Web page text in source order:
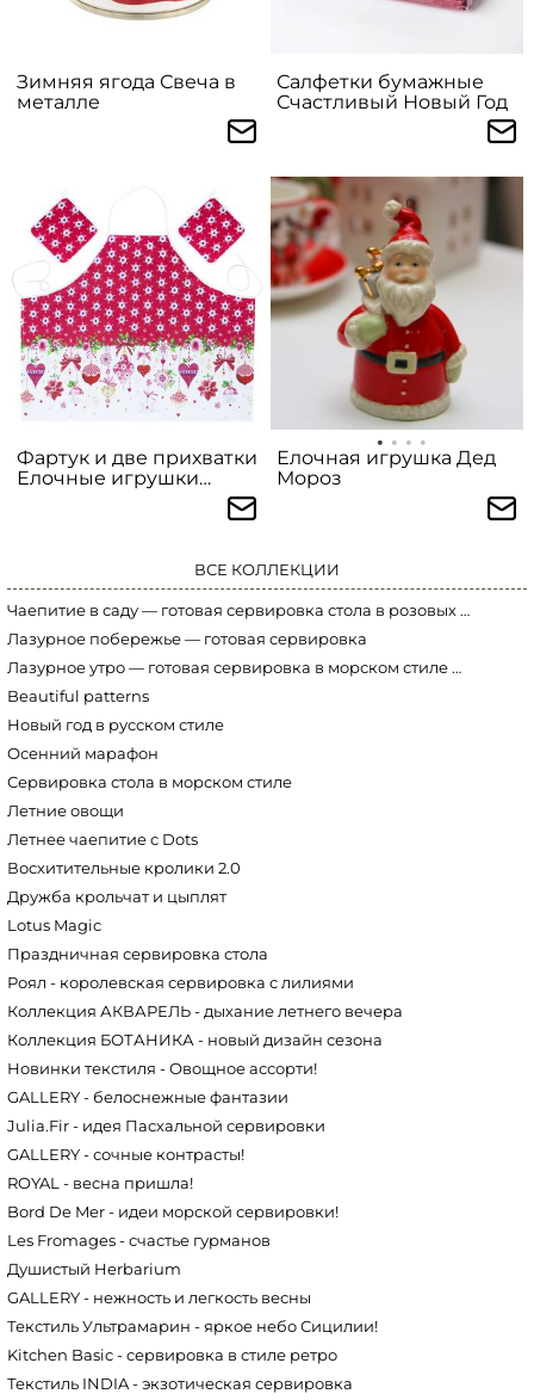
Зимняя ягода Свеча в
металле
Салфетки бумажные
Счастливый Новый Год
Фартук и две прихватки
Елочные игрушки
Елочная игрушка Дед
Мороз
ВСЕ КОЛЛЕКЦИИ
Чаепитие в саду — готовая сервировка стола в розовых тонах
Лазурное побережье — готовая сервировка
Лазурное утро — готовая сервировка в морском стиле Marine World
Beautiful patterns
Новый год в русском стиле
Осенний марафон
Сервировка стола в морском стиле
Летние овощи
Летнее чаепитие с Dots
Восхитительные кролики 2.0
Дружба крольчат и цыплят
Lotus Magic
Праздничная сервировка стола
Роял - королевская сервировка с лилиями
Коллекция АКВАРЕЛЬ - дыхание летнего вечера
Коллекция БОТАНИКА - новый дизайн сезона
Новинки текстиля - Овощное ассорти!
GALLERY - белоснежные фантазии
Julia.Fir - идея Пасхальной сервировки
GALLERY - сочные контрасты!
ROYAL - весна пришла!
Bord De Mer - идеи морской сервировки!
Les Fromages - счастье гурманов
Душистый Herbarium
GALLERY - нежность и легкость весны
Текстиль Ультрамарин - яркое небо Сицилии!
Kitchen Basic - сервировка в стиле ретро
Текстиль INDIA - экзотическая сервировка